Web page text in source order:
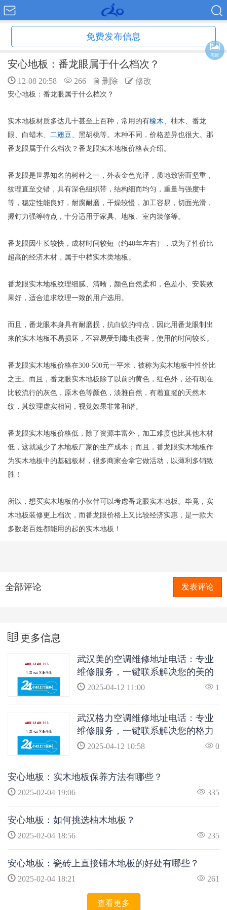
免费发布信息
安心地板：番龙眼属于什么档次？
12-08 20:58 266 删除 修改
安心地板：番龙眼属于什么档次？
实木地板材质多达几十甚至上百种，常用的有橡木、柚木、番龙
眼、白蜡木、 二翅豆、黑胡桃等。木种不同，价格差异也很大。那
番龙眼属于什么档次？番龙眼实木地板价格表介绍。
番龙眼是世界知名的树种之一，外表金色光泽，质地致密而坚重，
纹理直至交错，具有深色组织带，结构细而均匀，重量与强度中
等，稳定性能良好，耐腐耐磨，干燥较慢，加工容易，切面光滑，
握钉力强等特点，十分适用于家具、地板、室内装修等。
番龙眼因生长较快，成材时间较短（约40年左右），成为了性价比
超高的经济木材，属于中档实木类地板。
番龙眼实木地板纹理细腻、清晰，颜色自然柔和，色差小、安装效
果好，适合追求纹理一致的用户选用。
而且，番龙眼本身具有耐磨损，抗白蚁的特点，因此用番龙眼制出
来的实木地板不易损坏，不容易受到毒虫侵害，使用的时间较长。
番龙眼实木地板价格在300-500元一平米，被称为实木地板中性价比
之王。而且，番龙眼实木地板除了以前的黄色，红色外，还有现在
比较流行的灰色，原木色等颜色，淡雅自然，有着直挺的天然木
纹，其纹理虚实相间，视觉效果非常和谐。
番龙眼实木地板价格低，除了资源丰富外，加工难度也比其他木材
低，这就减少了木地板厂家的生产成本；而且，番龙眼实木地板作
为实木地板中的基础板材，很多商家会拿它做活动，以薄利多销致
胜！
所以，想买实木地板的小伙伴可以考虑番龙眼实木地板。毕竟，实
木地板装修更上档次，而番龙眼价格上又比较经济实惠，是一款大
多数老百姓都能用的起的实木地板！
全部评论 发表评论
更多信息
武汉美的空调维修地址电话：专业
维修服务，一键联系解决您的美的
空调问题
2025-04-12 11:00 1
武汉格力空调维修地址电话：专业
维修服务，一键联系解决您的格力
空调问题
2025-04-12 10:58 0
安心地板：实木地板保养方法有哪些？
2025-02-04 19:06 335
安心地板：如何挑选柚木地板？
2025-02-04 18:56 235
安心地板：瓷砖上直接铺木地板的好处有哪些？
2025-02-04 18:21 261
查看更多
海报